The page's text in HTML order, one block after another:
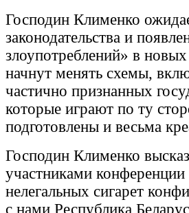
Господин Клименко
законодательства и
злоупотреблений» в
начнут менять схемы,
частично признанных
которые играют по ту
подготовлены и весьма
Господин Клименко
участниками
нелегальных сигарет
с нами Республика